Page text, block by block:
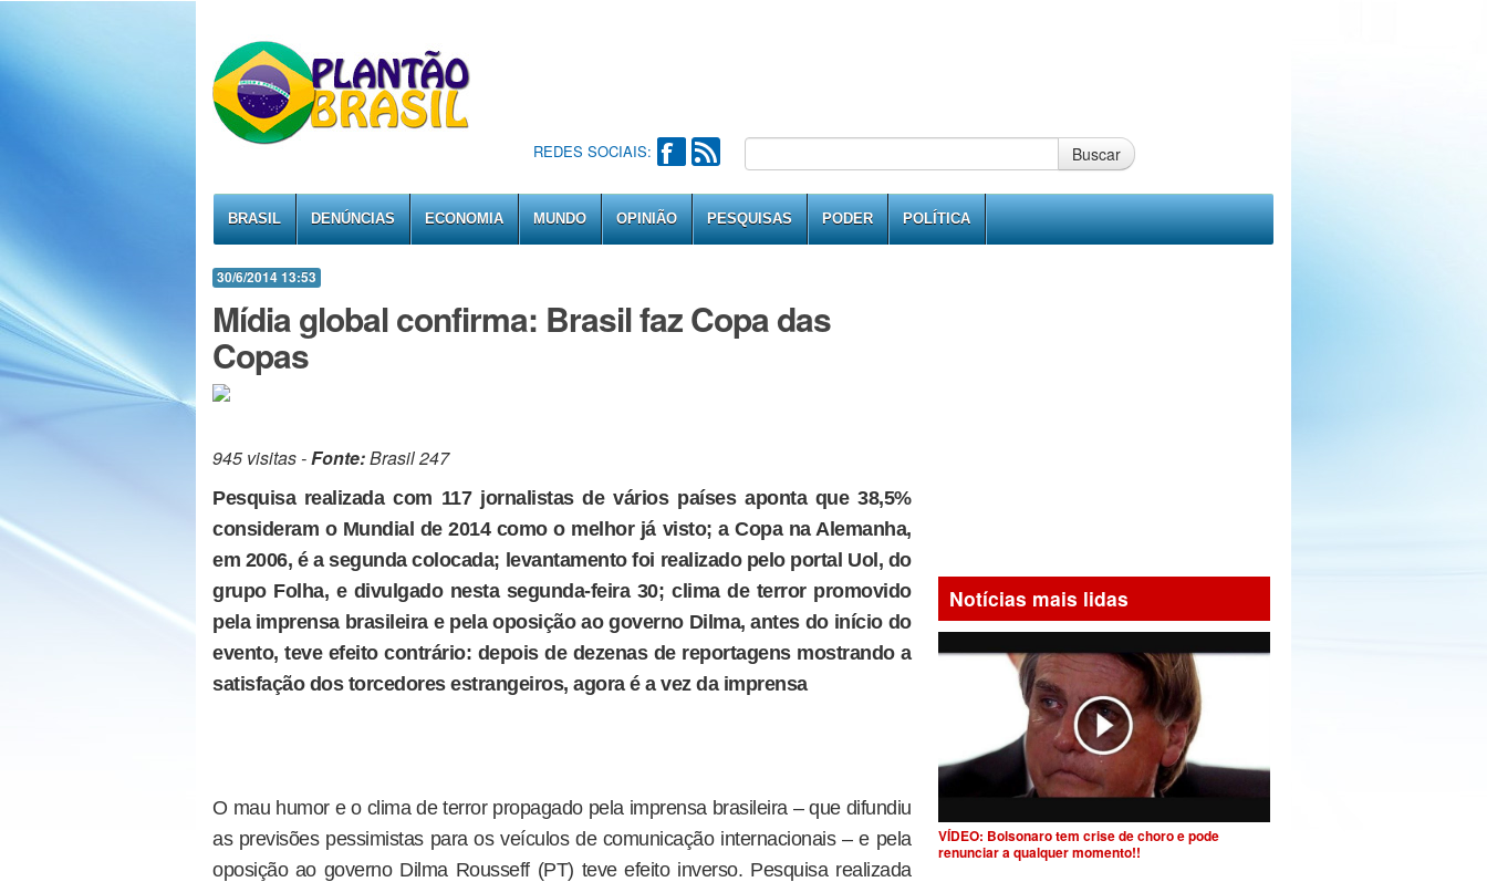
REDES SOCIAIS: Buscar
BRASIL DENÚNCIAS ECONOMIA MUNDO OPINIÃO PESQUISAS PODER POLÍTICA
30/6/2014 13:53
Mídia global confirma: Brasil faz Copa das
Copas
945 visitas -Fonte:Brasil 247
Pesquisa realizada com 117 jornalistas de vários países aponta que 38,5%
consideram o Mundial de 2014 como o melhor já visto; a Copa na Alemanha,
em 2006, é a segunda colocada; levantamento foi realizado pelo portal Uol, do
grupo Folha, e divulgado nesta segunda-feira 30; clima de terror promovido
pela imprensa brasileira e pela oposição ao governo Dilma, antes do início do
evento, teve efeito contrário: depois de dezenas de reportagens mostrando a
satisfação dos torcedores estrangeiros, agora é a vez da imprensa
O mau humor e o clima de terror propagado pela imprensa brasileira – que difundiu
as previsões pessimistas para os veículos de comunicação internacionais – e pela
oposição ao governo Dilma Rousseff (PT) teve efeito inverso. Pesquisa realizada
Notícias mais lidas
VÍDEO: Bolsonaro tem crise de choro e pode
renunciar a qualquer momento!!